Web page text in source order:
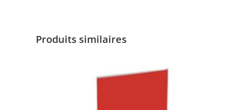
Produits similaires